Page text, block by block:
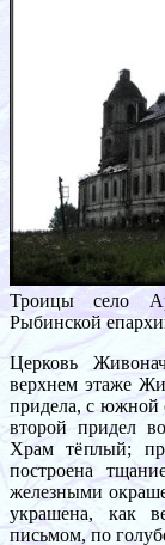
Троицы село
Рыбинской
Церковь
верхнем этаже
придела, с южной
второй придел
Храм тёплый;
построена
железными
украшена, как
письмом, по